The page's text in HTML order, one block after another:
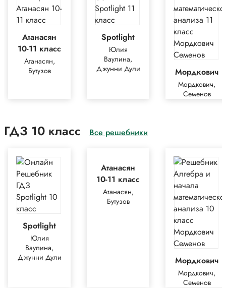
Атанасян
10-11 класс
Атанасян,
Бутузов
Spotlight
Юлия
Ваулина,
Джунни Дули
Мордкович
Мордкович,
Семенов
ГДЗ 10 класс Все решебники
Spotlight
Юлия
Ваулина,
Джунни Дули
Атанасян
10-11 класс
Атанасян,
Бутузов
Мордкович
Мордкович,
Семенов